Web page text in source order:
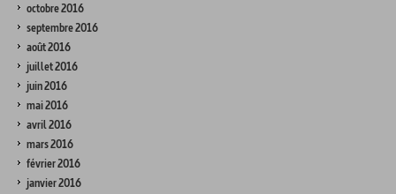
octobre 2016
septembre 2016
août 2016
juillet 2016
juin 2016
mai 2016
avril 2016
mars 2016
février 2016
janvier 2016